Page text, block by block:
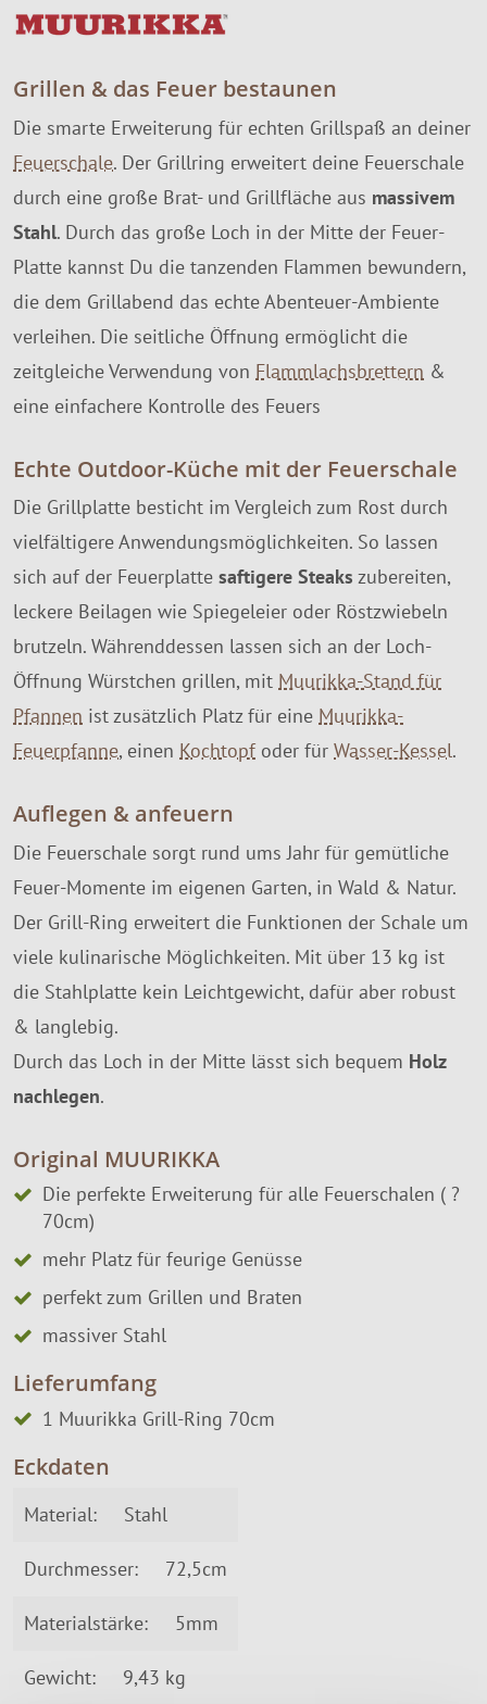
Grillen & das Feuer bestaunen
Die smarte Erweiterung für echten Grillspaß an deiner
Feuerschale. Der Grillring erweitert deine Feuerschale
durch eine große Brat- und Grillfläche aus massivem
Stahl. Durch das große Loch in der Mitte der Feuer-
Platte kannst Du die tanzenden Flammen bewundern,
die dem Grillabend das echte Abenteuer-Ambiente
verleihen. Die seitliche Öffnung ermöglicht die
zeitgleiche Verwendung von Flammlachsbrettern &
eine einfachere Kontrolle des Feuers
Echte Outdoor-Küche mit der Feuerschale
Die Grillplatte besticht im Vergleich zum Rost durch
vielfältigere Anwendungsmöglichkeiten. So lassen
sich auf der Feuerplatte saftigere Steaks zubereiten,
leckere Beilagen wie Spiegeleier oder Röstzwiebeln
brutzeln. Währenddessen lassen sich an der Loch-
Öffnung Würstchen grillen, mit Muurikka-Stand für
Pfannen ist zusätzlich Platz für eine Muurikka-
Feuerpfanne, einen Kochtopf oder für Wasser-Kessel.
Auflegen & anfeuern
Die Feuerschale sorgt rund ums Jahr für gemütliche
Feuer-Momente im eigenen Garten, in Wald & Natur.
Der Grill-Ring erweitert die Funktionen der Schale um
viele kulinarische Möglichkeiten. Mit über 13 kg ist
die Stahlplatte kein Leichtgewicht, dafür aber robust
& langlebig.
Durch das Loch in der Mitte lässt sich bequem Holz
nachlegen.
Original MUURIKKA
Die perfekte Erweiterung für alle Feuerschalen ( ?
70cm)
mehr Platz für feurige Genüsse
perfekt zum Grillen und Braten
massiver Stahl
Lieferumfang
1 Muurikka Grill-Ring 70cm
Eckdaten
Material: Stahl
Durchmesser: 72,5cm
Materialstärke: 5mm
Gewicht: 9,43 kg